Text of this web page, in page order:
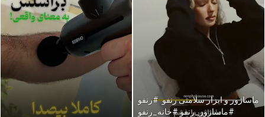
ماساژور و ابزار سلامتی رنفو  #رنفو
#ماساژور_رنفو #خانه_رنفو